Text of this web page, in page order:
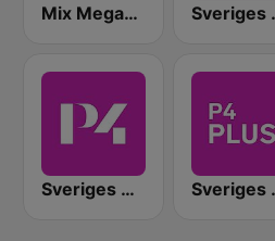
Mix Megapol Göteborg
Sveriges Radio P4 Malmöhus